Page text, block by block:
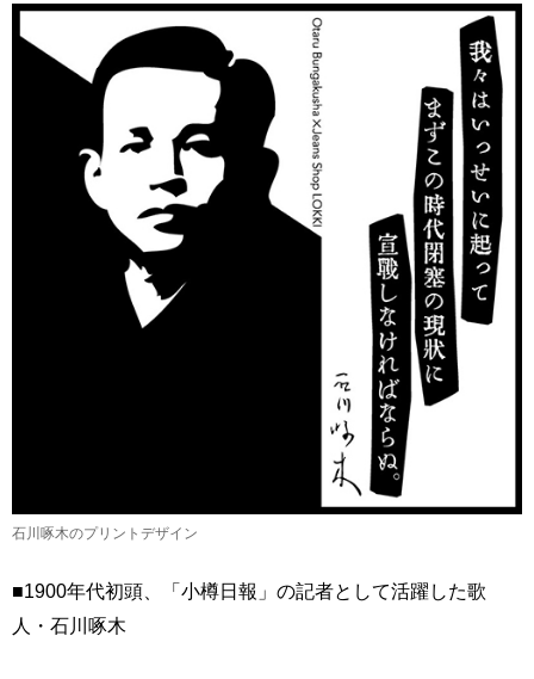
石川啄木のプリントデザイン
■1900年代初頭、「小樽日報」の記者として活躍した歌
人・石川啄木